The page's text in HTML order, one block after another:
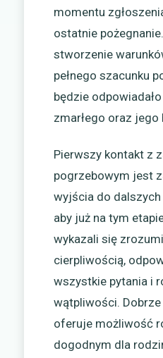
momentu
ostatnie
stworzenie
pełnego szacunku
będzie
zmarłego oraz jego
Pierwszy kontakt z
pogrzebowym jest
wyjścia do dalszych
aby już na tym
wykazali się
cierpliwością,
wszystkie pytania i
wątpliwości. Dobrze
oferuje możliwość
dogodnym dla